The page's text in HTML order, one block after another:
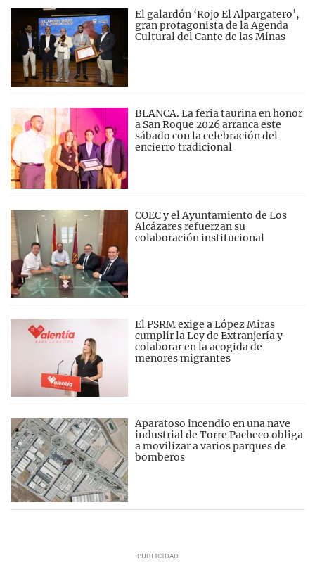
El galardón ‘Rojo El Alpargatero’,
gran protagonista de la Agenda
Cultural del Cante de las Minas
BLANCA. La feria taurina en honor
a San Roque 2026 arranca este
sábado con la celebración del
encierro tradicional
COEC y el Ayuntamiento de Los
Alcázares refuerzan su
colaboración institucional
El PSRM exige a López Miras
cumplir la Ley de Extranjería y
colaborar en la acogida de
menores migrantes
Aparatoso incendio en una nave
industrial de Torre Pacheco obliga
a movilizar a varios parques de
bomberos